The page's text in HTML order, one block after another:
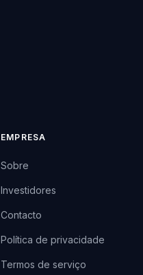
EMPRESA
Sobre
Investidores
Contacto
Política de privacidade
Termos de serviço